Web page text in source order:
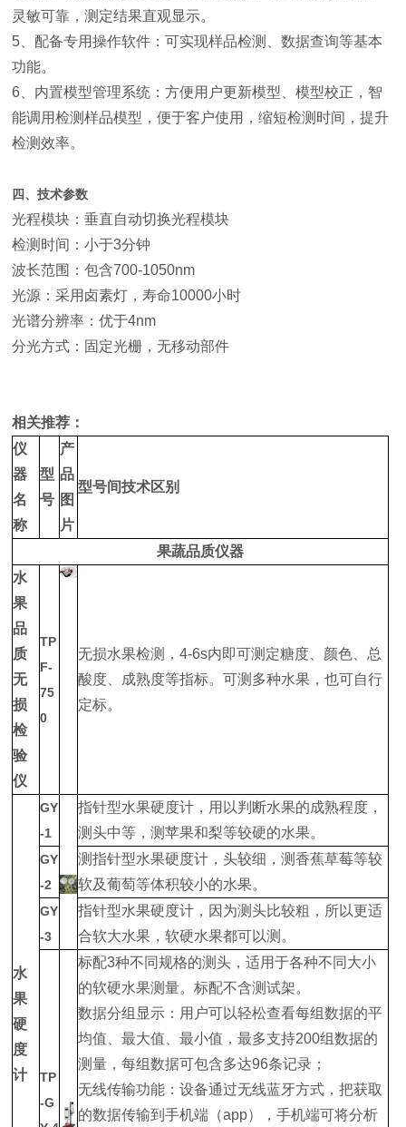
灵敏可靠，测定结果直观显示。
5、配备专用操作软件：可实现样品检测、数据查询等基本
功能。
6、内置模型管理系统：方便用户更新模型、模型校正，智
能调用检测样品模型，便于客户使用，缩短检测时间，提升
检测效率。
四、技术参数
光程模块：垂直自动切换光程模块
检测时间：小于3分钟
波长范围：包含700-1050nm
光源：采用卤素灯，寿命10000小时
光谱分辨率：优于4nm
分光方式：固定光栅，无移动部件
相关推荐：
仪
器
名
称
型
号
产
品
图
片
型号间技术区别
果蔬品质仪器
水
果
品
质
无
损
检
验
仪
TP
F-
75
0
无损水果检测，4-6s内即可测定糖度、颜色、总
酸度、成熟度等指标。可测多种水果，也可自行
定标。
水
果
硬
度
计
GY
-1
指针型水果硬度计，用以判断水果的成熟程度，
测头中等，测苹果和梨等较硬的水果。
GY
-2
测指针型水果硬度计，头较细，测香蕉草莓等较
软及葡萄等体积较小的水果。
GY
-3
指针型水果硬度计，因为测头比较粗，所以更适
合软大水果，软硬水果都可以测。
TP
-G
标配3种不同规格的测头，适用于各种不同大小
的软硬水果测量。标配不含测试架。
数据分组显示：用户可以轻松查看每组数据的平
均值、最大值、最小值，最多支持200组数据的
测量，每组数据可包含多达96条记录；
无线传输功能：设备通过无线蓝牙方式，把获取
的数据传输到手机端（app），手机端可将分析